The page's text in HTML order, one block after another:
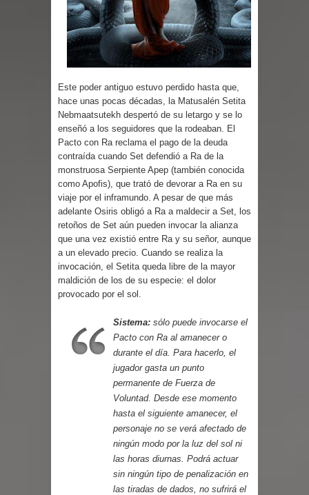
El Pueblo Protegido
Parte 05: Sitiados
Parte 04: Se Descubre el Pastel
Este poder antiguo estuvo perdido hasta que,
hace unas pocas décadas, la Matusalén Setita
Nebmaatsutekh despertó de su letargo y se lo
enseñó a los seguidores que la rodeaban. El
Pacto con Ra reclama el pago de la deuda
contraída cuando Set defendió a Ra de la
monstruosa Serpiente Apep (también conocida
como Apofis), que trató de devorar a Ra en su
viaje por el inframundo. A pesar de que más
adelante Osiris obligó a Ra a maldecir a Set, los
retoños de Set aún pueden invocar la alianza
que una vez existió entre Ra y su señor, aunque
a un elevado precio. Cuando se realiza la
invocación, el Setita queda libre de la mayor
maldición de los de su especie: el dolor
provocado por el sol.
Sistema: sólo puede invocarse el
Pacto con Ra al amanecer o
durante el día. Para hacerlo, el
jugador gasta un punto
permanente de Fuerza de
Voluntad. Desde ese momento
hasta el siguiente amanecer, el
personaje no se verá afectado de
ningún modo por la luz del sol ni
las horas diurnas. Podrá actuar
sin ningún tipo de penalización en
las tiradas de dados, no sufrirá el